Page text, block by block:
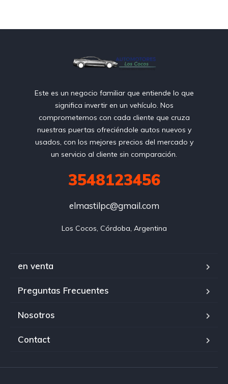
Este es un negocio familiar que entiende lo que
significa invertir en un vehículo. Nos
comprometemos con cada cliente que cruza
nuestras puertas ofreciéndole autos nuevos y
usados, con los mejores precios del mercado y
un servicio al cliente sin comparación.
3548123456
elmastilpc@gmail.com
Los Cocos, Córdoba, Argentina
en venta
Preguntas Frecuentes
Nosotros
Contact